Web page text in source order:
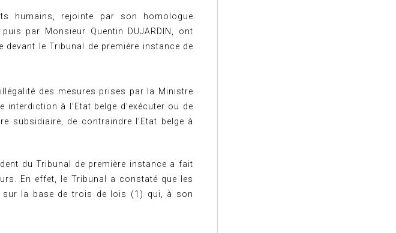
humains, rejointe par son homologue
par Monsieur Quentin DUJARDIN, ont
le Tribunal de première instance de
des mesures prises par la Ministre
à l’Etat belge d’exécuter ou de
subsidiaire, de contraindre l’Etat belge à
du Tribunal de première instance a fait
En effet, le Tribunal a constaté que les
sur la base de trois de lois (1) qui, à son